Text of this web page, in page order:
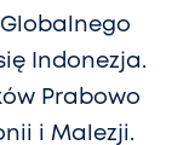
Indonezja.
Prabowo
i Malezji.